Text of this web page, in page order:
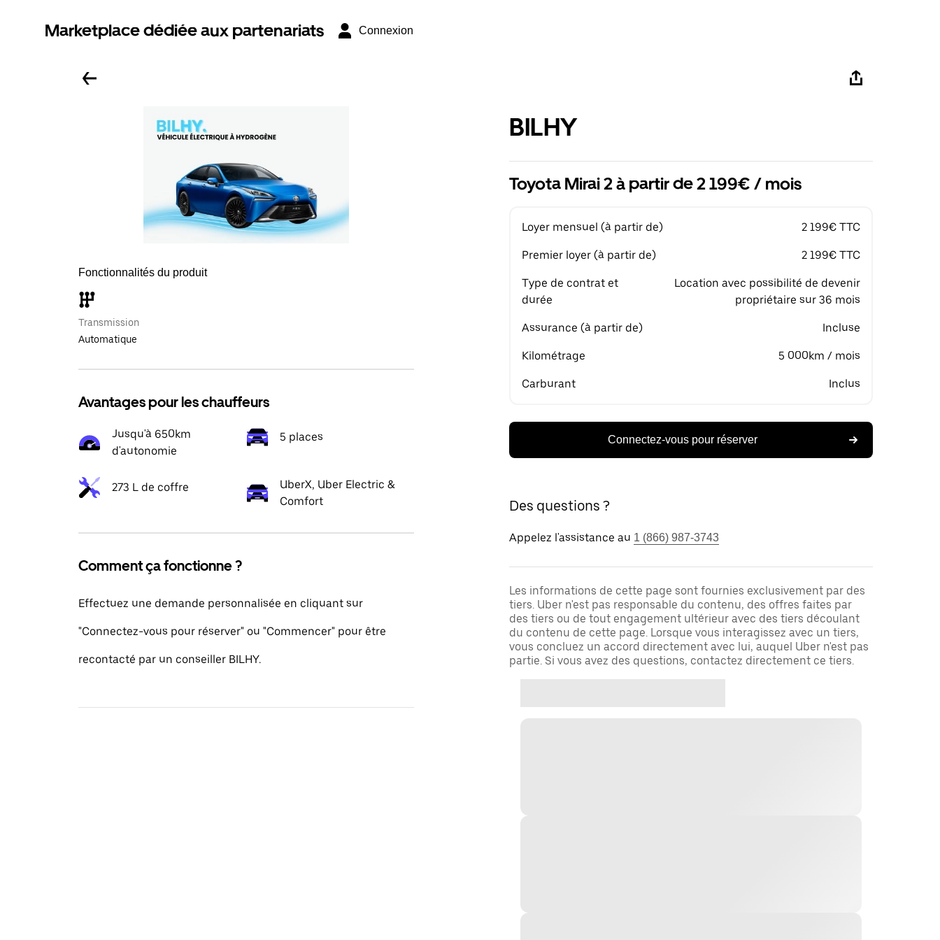
Marketplace dédiée aux partenariats Connexion
Fonctionnalités du produit
Transmission
Automatique
Avantages pour les chauffeurs
Jusqu'à 650km
d'autonomie
5 places
273 L de coffre
UberX, Uber Electric &
Comfort
Comment ça fonctionne ?
Effectuez une demande personnalisée en cliquant sur
"Connectez-vous pour réserver" ou "Commencer" pour être
recontacté par un conseiller BILHY.
BILHY
Toyota Mirai 2 à partir de 2 199€ / mois
Loyer mensuel (à partir de) 2 199€ TTC
Premier loyer (à partir de) 2 199€ TTC
Type de contrat et
durée
Location avec possibilité de devenir
propriétaire sur 36 mois
Assurance (à partir de) Incluse
Kilométrage 5 000km / mois
Carburant Inclus
Connectez-vous pour réserver
Des questions ?
Appelez l'assistance au 1 (866) 987-3743
Les informations de cette page sont fournies exclusivement par des
tiers. Uber n'est pas responsable du contenu, des offres faites par
des tiers ou de tout engagement ultérieur avec des tiers découlant
du contenu de cette page. Lorsque vous interagissez avec un tiers,
vous concluez un accord directement avec lui, auquel Uber n'est pas
partie. Si vous avez des questions, contactez directement ce tiers.